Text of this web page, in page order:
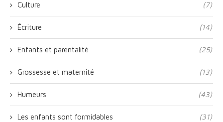
Culture (7)
Écriture (14)
Enfants et parentalité (25)
Grossesse et maternité (13)
Humeurs (43)
Les enfants sont formidables (31)